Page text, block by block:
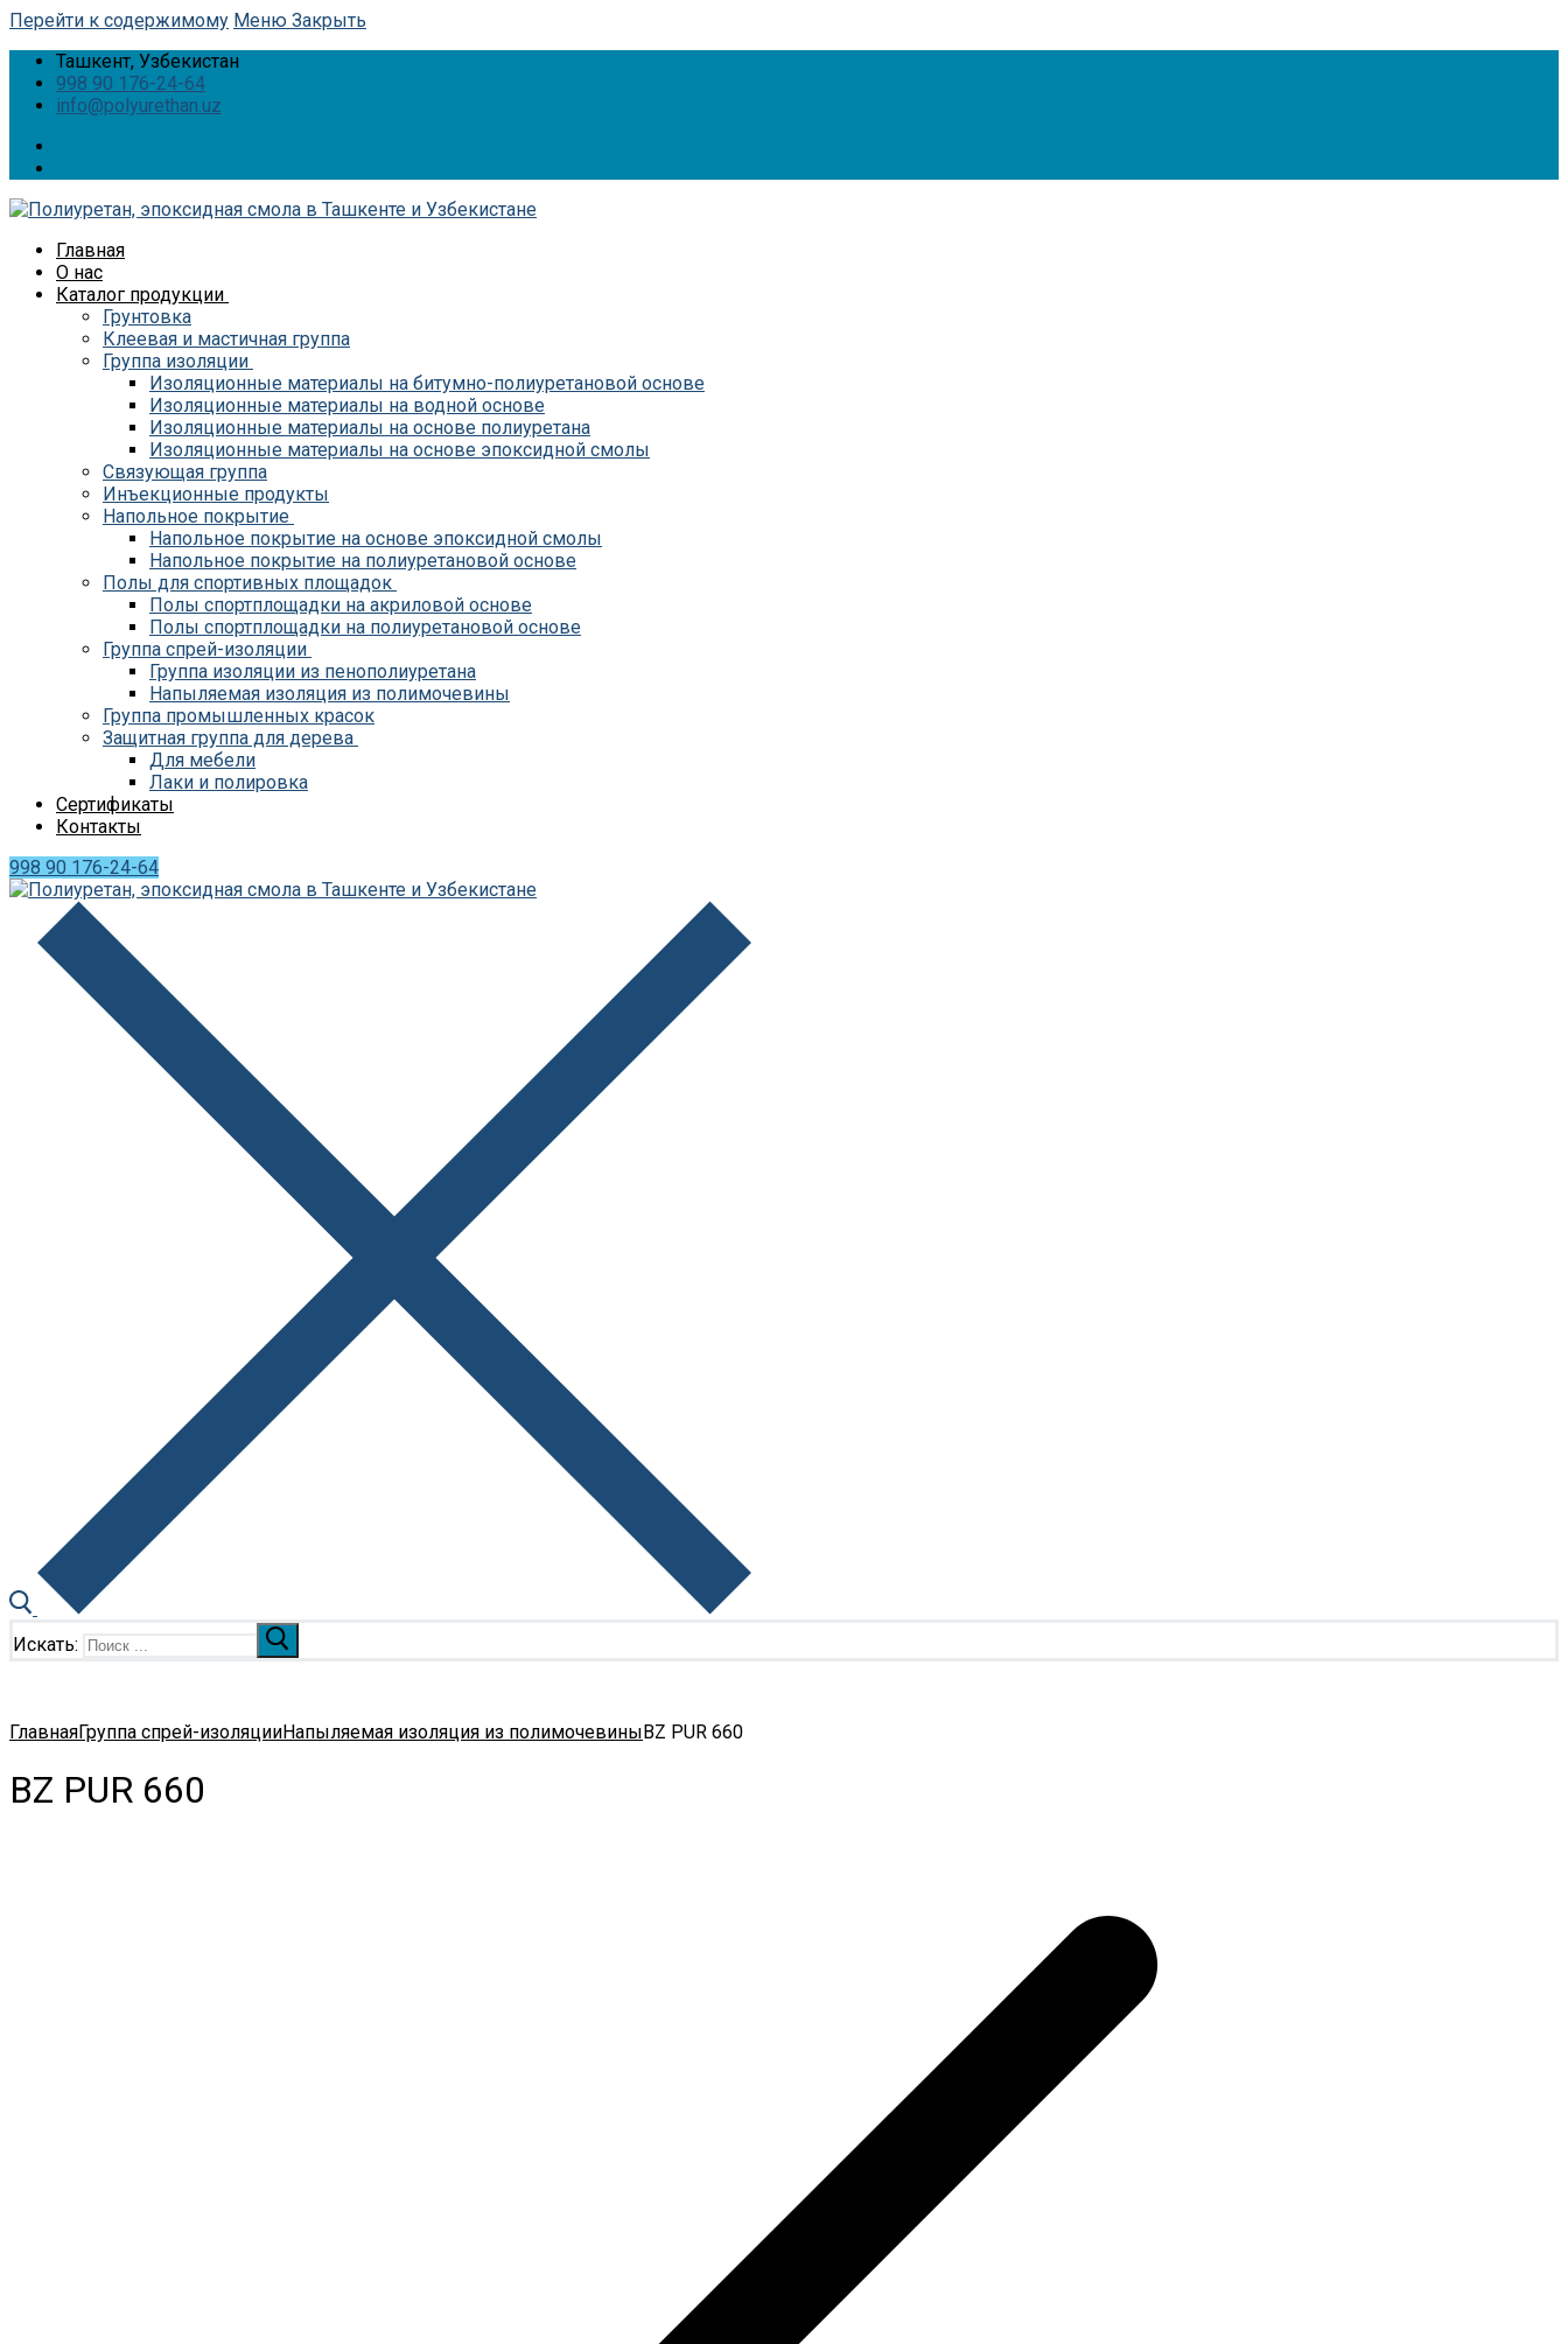
Перейти к содержимому Меню Закрыть
Ташкент, Узбекистан
998 90 176-24-64
info@polyurethan.uz
Главная
О нас
Каталог продукции
Грунтовка
Клеевая и мастичная группа
Группа изоляции
Изоляционные материалы на битумно-полиуретановой основе
Изоляционные материалы на водной основе
Изоляционные материалы на основе полиуретана
Изоляционные материалы на основе эпоксидной смолы
Связующая группа
Инъекционные продукты
Напольное покрытие
Напольное покрытие на основе эпоксидной смолы
Напольное покрытие на полиуретановой основе
Полы для спортивных площадок
Полы спортплощадки на акриловой основе
Полы спортплощадки на полиуретановой основе
Группа спрей-изоляции
Группа изоляции из пенополиуретана
Напыляемая изоляция из полимочевины
Группа промышленных красок
Защитная группа для дерева
Для мебели
Лаки и полировка
Сертификаты
Контакты
998 90 176-24-64
Искать:
ГлавнаяГруппа спрей-изоляцииНапыляемая изоляция из полимочевиныBZ PUR 660
BZ PUR 660